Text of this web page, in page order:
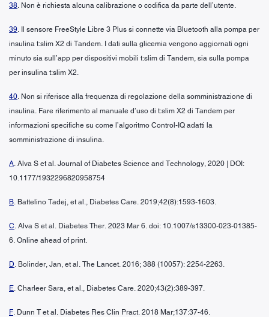
38. Non è richiesta alcuna calibrazione o codifica da parte dell’utente.
39. Il sensore FreeStyle Libre 3 Plus si connette via Bluetooth alla pompa per
insulina t:slim X2 di Tandem. I dati sulla glicemia vengono aggiornati ogni
minuto sia sull’app per dispositivi mobili t:slim di Tandem, sia sulla pompa
per insulina t:slim X2.
40. Non si riferisce alla frequenza di regolazione della somministrazione di
insulina. Fare riferimento al manuale d’uso di t:slim X2 di Tandem per
informazioni specifiche su come l’algoritmo Control-IQ adatti la
somministrazione di insulina.
A. Alva S et al. Journal of Diabetes Science and Technology, 2020 | DOI:
10.1177/1932296820958754
B. Battelino Tadej, et al., Diabetes Care. 2019;42(8):1593-1603.
C. Alva S et al. Diabetes Ther. 2023 Mar 6. doi: 10.1007/s13300-023-01385-
6. Online ahead of print.
D. Bolinder, Jan, et al. The Lancet. 2016; 388 (10057): 2254-2263.
E. Charleer Sara, et al., Diabetes Care. 2020;43(2):389-397.
F. Dunn T et al. Diabetes Res Clin Pract. 2018 Mar;137:37-46.